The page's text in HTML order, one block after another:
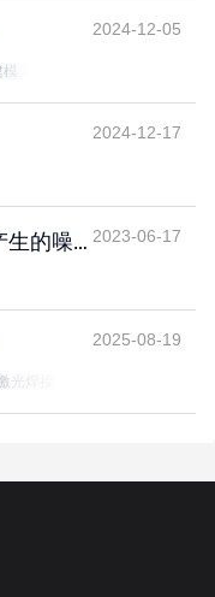
2024-12-05
2024-12-17
生的噪
2023-06-17
光焊接
2025-08-19